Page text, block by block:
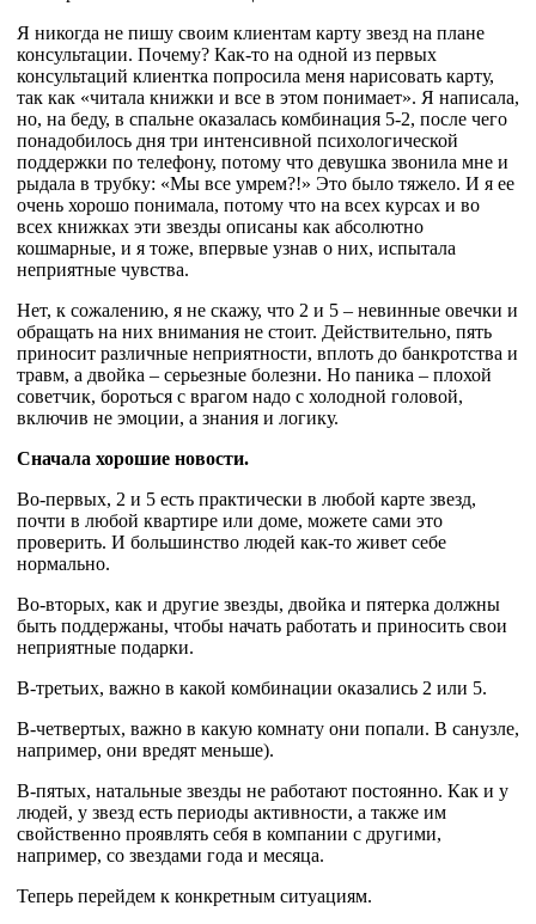
Я никогда не пишу своим клиентам карту звезд на плане
консультации. Почему? Как-то на одной из первых
консультаций клиентка попросила меня нарисовать карту,
так как «читала книжки и все в этом понимает». Я написала,
но, на беду, в спальне оказалась комбинация 5-2, после чего
понадобилось дня три интенсивной психологической
поддержки по телефону, потому что девушка звонила мне и
рыдала в трубку: «Мы все умрем?!» Это было тяжело. И я ее
очень хорошо понимала, потому что на всех курсах и во
всех книжках эти звезды описаны как абсолютно
кошмарные, и я тоже, впервые узнав о них, испытала
неприятные чувства.
Нет, к сожалению, я не скажу, что 2 и 5 – невинные овечки и
обращать на них внимания не стоит. Действительно, пять
приносит различные неприятности, вплоть до банкротства и
травм, а двойка – серьезные болезни. Но паника – плохой
советчик, бороться с врагом надо с холодной головой,
включив не эмоции, а знания и логику.
Сначала хорошие новости.
Во-первых, 2 и 5 есть практически в любой карте звезд,
почти в любой квартире или доме, можете сами это
проверить. И большинство людей как-то живет себе
нормально.
Во-вторых, как и другие звезды, двойка и пятерка должны
быть поддержаны, чтобы начать работать и приносить свои
неприятные подарки.
В-третьих, важно в какой комбинации оказались 2 или 5.
В-четвертых, важно в какую комнату они попали. В санузле,
например, они вредят меньше).
В-пятых, натальные звезды не работают постоянно. Как и у
людей, у звезд есть периоды активности, а также им
свойственно проявлять себя в компании с другими,
например, со звездами года и месяца.
Теперь перейдем к конкретным ситуациям.